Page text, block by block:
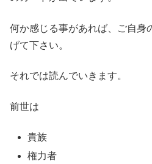
何か感じる事があれば、ご自身
げて下さい。
それでは読んでいきます。
前世は
貴族
権力者